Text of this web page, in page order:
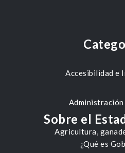
Accesibilidad e
Administración
Agricultura,
Sobre el
¿Qué es